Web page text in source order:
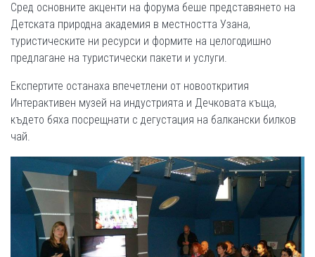
Сред основните акценти на форума беше представянето на
Детската природна академия в местността Узана,
туристическите ни ресурси и формите на целогодишно
предлагане на туристически пакети и услуги.
Експертите останаха впечетлени от новооткрития
Интерактивен музей на индустрията и Дечковата къща,
където бяха посрещнати с дегустация на балкански билков
чай.